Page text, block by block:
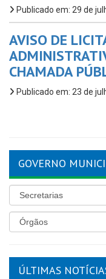
Publicado em: 29 de
AVISO DE
CHAMADA
Publicado em: 23 de
GOVERNO
ÚLTIMAS